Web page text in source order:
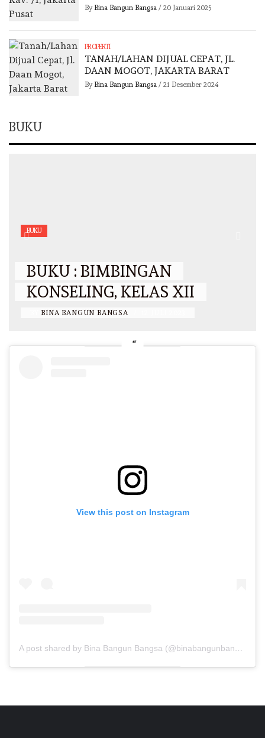
By Bina Bangun Bangsa / 20 Januari 2025
PROPERTI
TANAH/LAHAN DIJUAL CEPAT, JL.
DAAN MOGOT, JAKARTA BARAT
By Bina Bangun Bangsa / 21 Desember 2024
BUKU
BUKU
BUKU : BIMBINGAN
KONSELING, KELAS XII
BINA BANGUN BANGSA
View this post on Instagram
A post shared by Bina Bangun Bangsa (@binabangunbangsa)